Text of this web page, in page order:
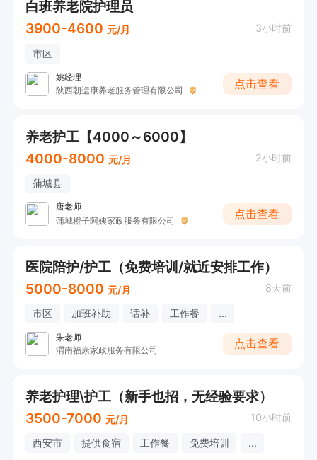
白班养老院护理员
3900-4600 元/月 3小时前
市区
姚经理
陕西朝运康养老服务管理有限公司
点击查看
养老护工【4000～6000】
4000-8000 元/月 2小时前
蒲城县
唐老师
蒲城橙子阿姨家政服务有限公司
点击查看
医院陪护/护工（免费培训/就近安排工作）
5000-8000 元/月 8天前
市区 加班补助 话补 工作餐 ...
朱老师
渭南福康家政服务有限公司
点击查看
养老护理\护工（新手也招，无经验要求）
3500-7000 元/月 10小时前
西安市 提供食宿 工作餐 免费培训 ...